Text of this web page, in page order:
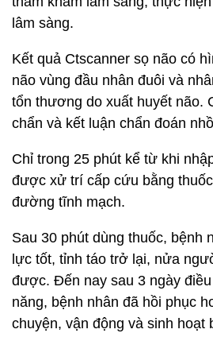
lâm sàng.
Kết quả Ctscanner sọ não có
não vùng đầu nhân đuôi và
tổn thương do xuất huyết não.
chẩn và kết luận chẩn đoán
Chỉ trong 25 phút kể từ khi
được xử trí cấp cứu bằng
đường tĩnh mạch.
Sau 30 phút dùng thuốc, bệnh
lực tốt, tỉnh táo trở lại, nửa
được. Đến nay sau 3 ngày
năng, bệnh nhân đã hồi phục
chuyện, vận động và sinh hoạt